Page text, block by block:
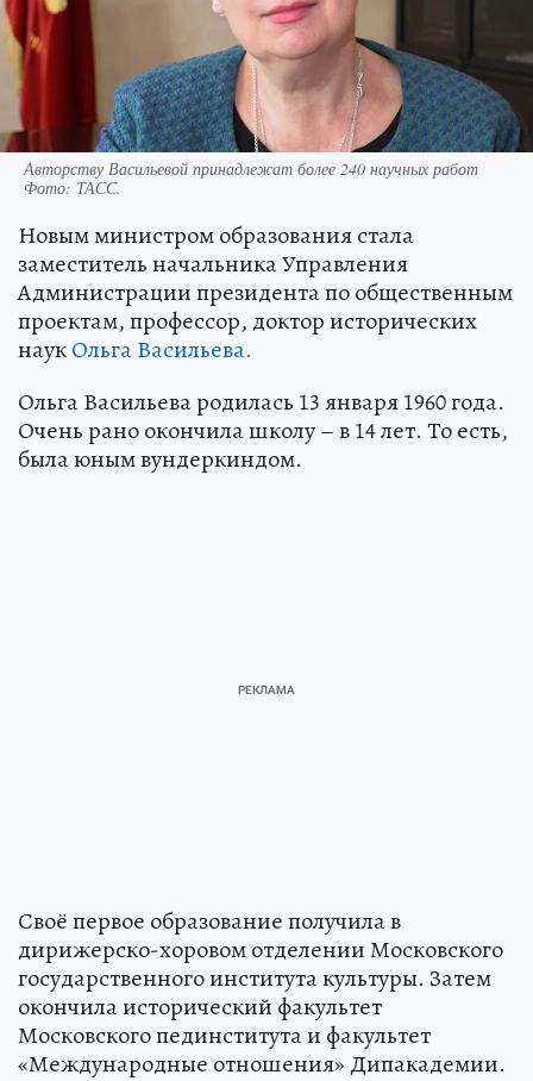
Авторству Васильевой принадлежат более 240 научных работ
Фото: ТАСС.
Новым министром образования стала
заместитель начальника Управления
Администрации президента по общественным
проектам, профессор, доктор исторических
наукОльга Васильева.
Ольга Васильева родилась 13 января 1960 года.
Очень рано окончила школу – в 14 лет. То есть,
была юным вундеркиндом.
Своё первое образование получила в
дирижерско-хоровом отделении Московского
государственного института культуры. Затем
окончила исторический факультет
Московского пединститута и факультет
«Международные отношения» Дипакадемии.